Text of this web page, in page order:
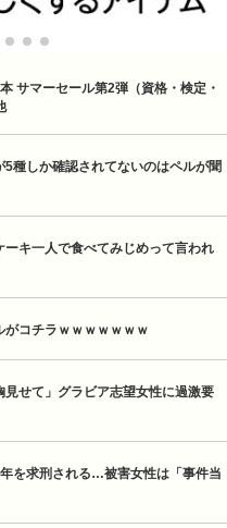
サマーセール第2弾（資格・検定・
種しか確認されてないのはペルが聞
ーキ一人で食べてみじめって言われ
がコチラｗｗｗｗｗｗｗ
見せて」グラビア志望女性に過激要
を求刑される…被害女性は「事件当